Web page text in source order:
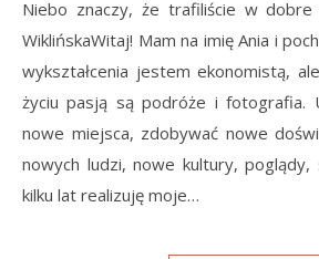
Niebo znaczy, że trafiliście w dobre
WiklińskaWitaj! Mam na imię Ania i
wykształcenia jestem ekonomistą,
życiu pasją są podróże i fotografia.
nowe miejsca, zdobywać nowe
nowych ludzi, nowe kultury, poglądy,
kilku lat realizuję moje…